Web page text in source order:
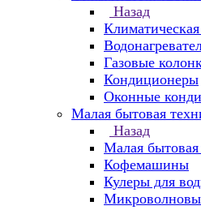
Назад
Газовые
Кондиционеры
Оконные
Малая бытовая
Назад
Малая бытовая
Кофемашины
Кулеры для